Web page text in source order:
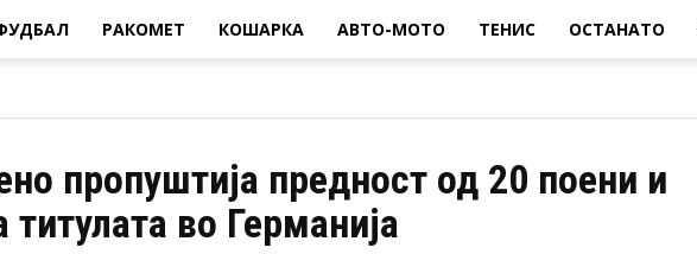
РАКОМЕТ КОШАРКА АВТО-МОТО ТЕНИС ОСТАНАТО
пропуштија предност од 20 поени и
титулата во Германија